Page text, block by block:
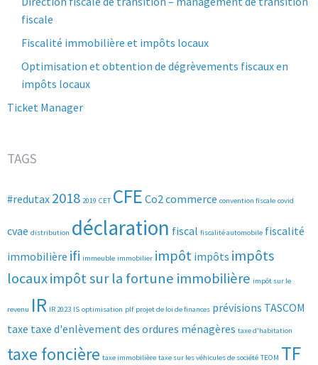
fiscale
Fiscalité immobilière et impôts locaux
Optimisation et obtention de dégrèvements fiscaux en
impôts locaux
Ticket Manager
TAGS
#redutax 2018 2019 CET CFE Co2commerce convention fiscale covid
cvae distribution déclaration fiscal fiscalité automobile fiscalité
immobilière ifi immeuble immobilier impôt impôts impôts
locauximpôt sur la fortune immobilière impôt sur le
revenu IR IR 2023 IS optimisation plf projet de loi de finances prévisions TASCOM
taxe taxe d'enlèvement des ordures ménagères taxe d'habitation
taxe foncière taxe immobilière taxe sur les véhicules de société TEOM TF